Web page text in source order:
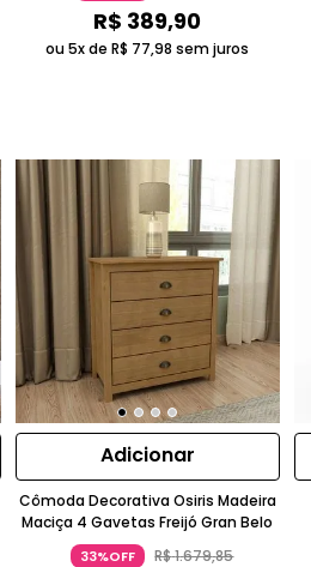
R$ 389,90
ou 5x deR$ 77,98 sem juros
Adicionar
Cômoda Decorativa Osiris Madeira
Maciça 4 Gavetas Freijó Gran Belo
33%OFF R$1.679,85